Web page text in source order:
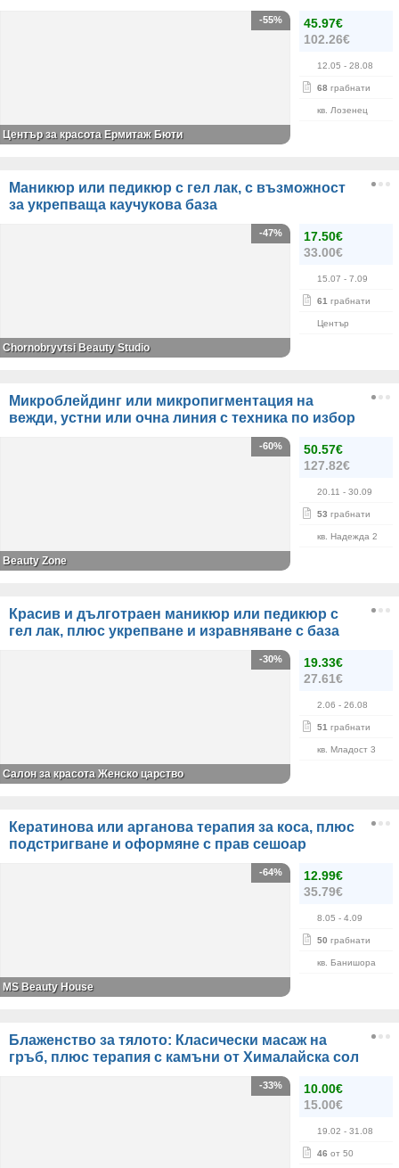
45.97€
102.26€
12.05 - 28.08
68 грабнати
кв. Лозенец
-55%
Център за красота Ермитаж Бюти
Маникюр или педикюр с гел лак, с възможност
за укрепваща каучукова база
17.50€
33.00€
15.07 - 7.09
61 грабнати
Център
-47%
Chornobryvtsi Beauty Studio
Микроблейдинг или микропигментация на
вежди, устни или очна линия с техника по избор
50.57€
127.82€
20.11 - 30.09
53 грабнати
кв. Надежда 2
-60%
Beauty Zone
Красив и дълготраен маникюр или педикюр с
гел лак, плюс укрепване и изравняване с база
19.33€
27.61€
2.06 - 26.08
51 грабнати
кв. Младост 3
-30%
Салон за красота Женско царство
Кератинова или арганова терапия за коса, плюс
подстригване и оформяне с прав сешоар
12.99€
35.79€
8.05 - 4.09
50 грабнати
кв. Банишора
-64%
МS Beauty House
Блаженство за тялото: Класически масаж на
гръб, плюс терапия с камъни от Хималайска сол
10.00€
15.00€
19.02 - 31.08
46 от 50
-33%